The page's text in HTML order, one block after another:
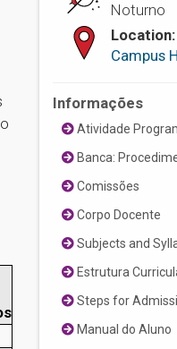
Noturno
Location:
Campus
Informações
Atividade
Banca:
Comissões
Corpo Docente
Subjects and
Estrutura
Steps for
Manual do Aluno